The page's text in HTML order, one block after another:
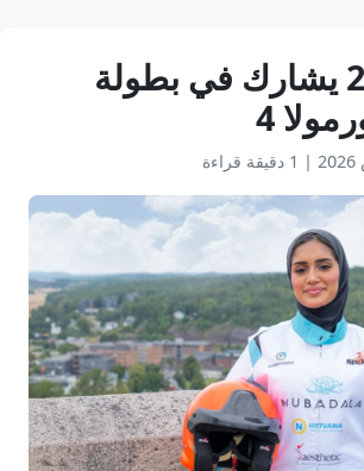
فريق 2050 يشارك في بطولة
4
| 1 دقيقة قراءة